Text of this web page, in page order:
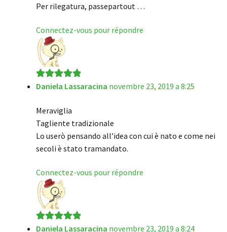
Per rilegatura, passepartout …
Connectez-vous pour répondre
Note5sur 5
Daniela Lassaracina novembre 23, 2019 a 8:25
Meraviglia
Tagliente tradizionale
Lo userò pensando all’idea con cui è nato e come nei
secoli è stato tramandato.
Connectez-vous pour répondre
Note5sur 5
Daniela Lassaracina novembre 23, 2019 a 8:24